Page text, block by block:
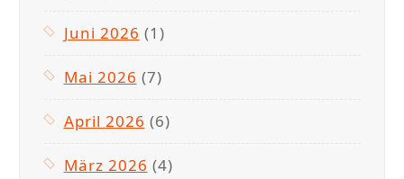
Juni 2026 (1)
Mai 2026 (7)
April 2026 (6)
März 2026 (4)